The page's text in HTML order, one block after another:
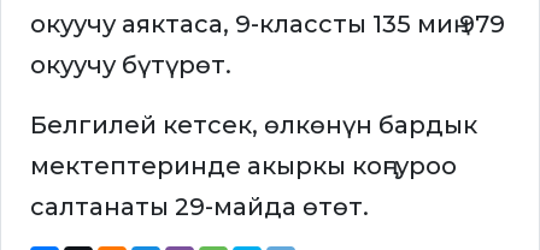
окуучу аяктаса, 9-классты 135 миң 979
окуучу бүтүрөт.
Белгилей кетсек, өлкөнүн бардык
мектептеринде акыркы коңгуроо
салтанаты 29-майда өтөт.